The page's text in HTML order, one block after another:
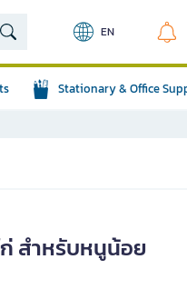
EN
Stationary & Office
สำหรับหนูน้อย